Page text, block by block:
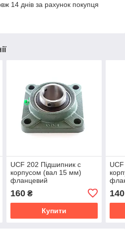
14 днів за рахунок покупця
UCF 202 Підшипник c
корпусом (вал 15 мм)
фланцевий
160₴
Купити
140